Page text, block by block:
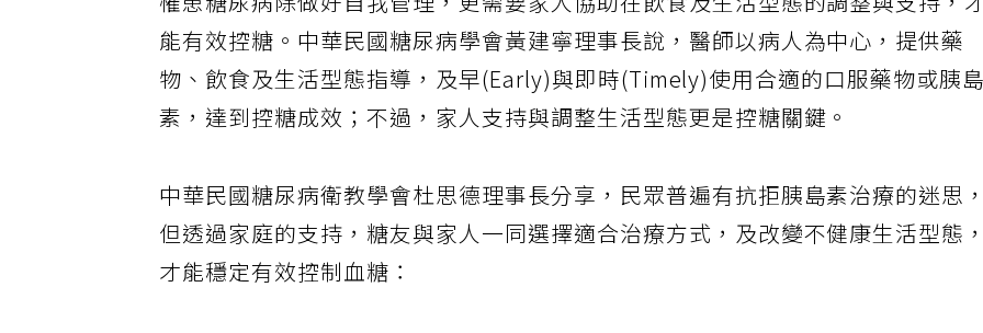
罹患糖尿病除做好自我管理，更需要家人協助在飲食及生活型態的調整與支持，
能有效控糖。中華民國糖尿病學會黃建寧理事長說，醫師以病人為中心，提供藥
物、飲食及生活型態指導，及早(Early)與即時(Timely)使用合適的口服藥物或胰
素，達到控糖成效；不過，家人支持與調整生活型態更是控糖關鍵。
中華民國糖尿病衛教學會杜思德理事長分享，民眾普遍有抗拒胰島素治療的迷思
但透過家庭的支持，糖友與家人一同選擇適合治療方式，及改變不健康生活型態
才能穩定有效控制血糖：